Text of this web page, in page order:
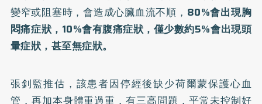
變窄或阻塞時，會造成心臟血流不順， 80%會出現胸
悶痛症狀，10%會有腹痛症狀，僅少數約5%會出現頭
暈症狀，甚至無症狀。
張釗監推估，該患者因停經後缺少荷爾蒙保護心血
管，再加本身體重過重，有三高問題，平常未控制好